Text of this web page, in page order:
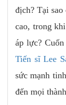
địch? Tại
cao, trong
áp lực? Cuốn
Tiến sĩ Lee
sức mạnh
đến mọi